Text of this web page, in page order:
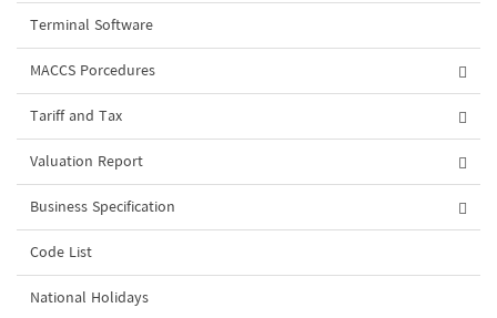
Terminal Software
MACCS Porcedures
Tariff and Tax
Valuation Report
Business Specification
Code List
National Holidays